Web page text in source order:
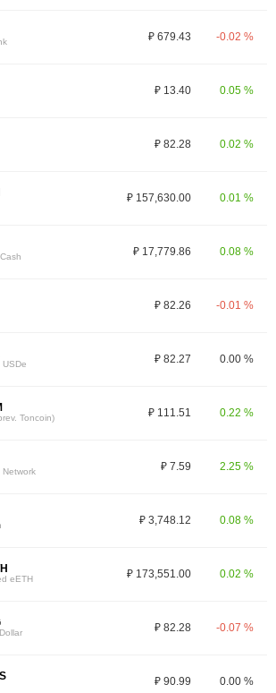
₽ 679.43 -0.02 %
₽ 13.40 0.05 %
₽ 82.28 0.02 %
₽ 157,630.00 0.01 %
₽ 17,779.86 0.08 %
₽ 82.26 -0.01 %
USDe ₽ 82.27 0.00 %
Toncoin) ₽ 111.51 0.22 %
Network ₽ 7.59 2.25 %
₽ 3,748.12 0.08 %
eETH ₽ 173,551.00 0.02 %
₽ 82.28 -0.07 %
₽ 90.99 0.00 %